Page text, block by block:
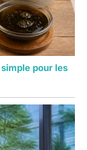
pour les